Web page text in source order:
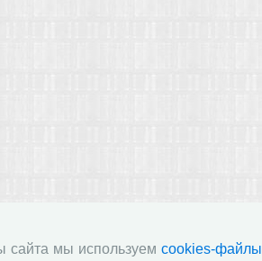
сайта мы используем cookies-файлы